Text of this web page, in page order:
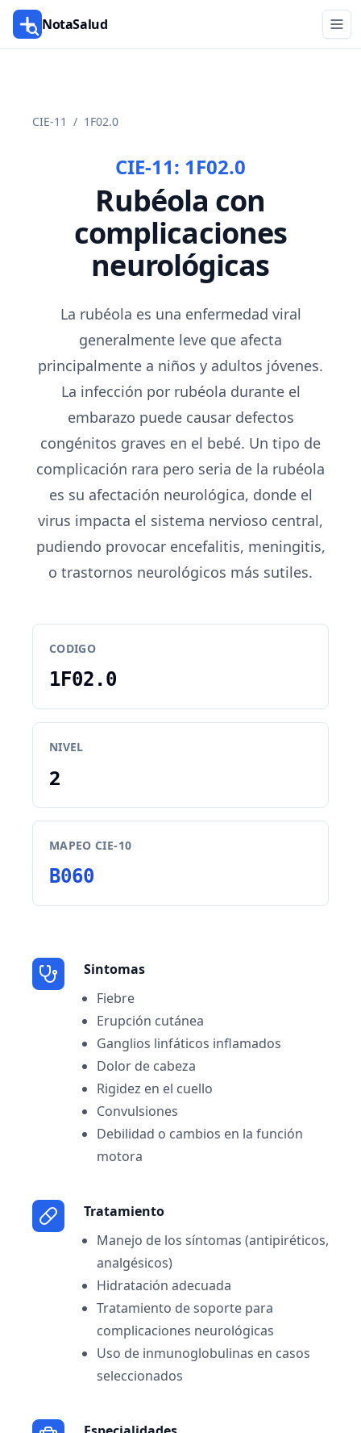
NotaSalud
CIE-11 / 1F02.0
CIE-11: 1F02.0
Rubéola con
complicaciones
neurológicas
La rubéola es una enfermedad viral
generalmente leve que afecta
principalmente a niños y adultos jóvenes.
La infección por rubéola durante el
embarazo puede causar defectos
congénitos graves en el bebé. Un tipo de
complicación rara pero seria de la rubéola
es su afectación neurológica, donde el
virus impacta el sistema nervioso central,
pudiendo provocar encefalitis, meningitis,
o trastornos neurológicos más sutiles.
CODIGO
1F02.0
NIVEL
2
MAPEO CIE-10
B060
Sintomas
Fiebre
Erupción cutánea
Ganglios linfáticos inflamados
Dolor de cabeza
Rigidez en el cuello
Convulsiones
Debilidad o cambios en la función
motora
Tratamiento
Manejo de los síntomas (antipiréticos,
analgésicos)
Hidratación adecuada
Tratamiento de soporte para
complicaciones neurológicas
Uso de inmunoglobulinas en casos
seleccionados